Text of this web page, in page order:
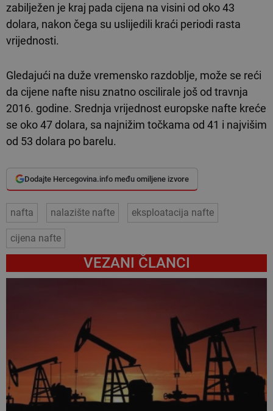
zabilježen je kraj pada cijena na visini od oko 43
dolara, nakon čega su uslijedili kraći periodi rasta
vrijednosti.
Gledajući na duže vremensko razdoblje, može se reći
da cijene nafte nisu znatno oscilirale još od travnja
2016. godine. Srednja vrijednost europske nafte kreće
se oko 47 dolara, sa najnižim točkama od 41 i najvišim
od 53 dolara po barelu.
Dodajte Hercegovina.info među omiljene izvore
nafta nalazište nafte eksploatacija nafte
cijena nafte
VEZANI ČLANCI